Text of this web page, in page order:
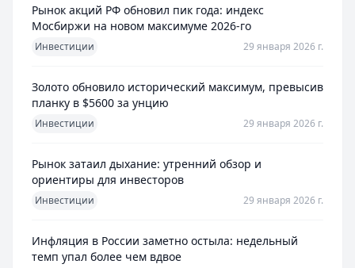
Рынок акций РФ обновил пик года: индекс
Мосбиржи на новом максимуме 2026-го
Инвестиции 29 января 2026 г.
Золото обновило исторический максимум, превысив
планку в $5600 за унцию
Инвестиции 29 января 2026 г.
Рынок затаил дыхание: утренний обзор и
ориентиры для инвесторов
Инвестиции 29 января 2026 г.
Инфляция в России заметно остыла: недельный
темп упал более чем вдвое